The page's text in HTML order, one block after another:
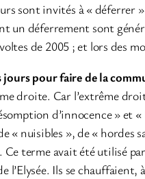
sont invités à «
un déferrement sont
de 2005 ; et lors des
pour faire de la
droite. Car l’extrême
d’innocence » et
« nuisibles », de «
terme avait été utilisé
Ils se